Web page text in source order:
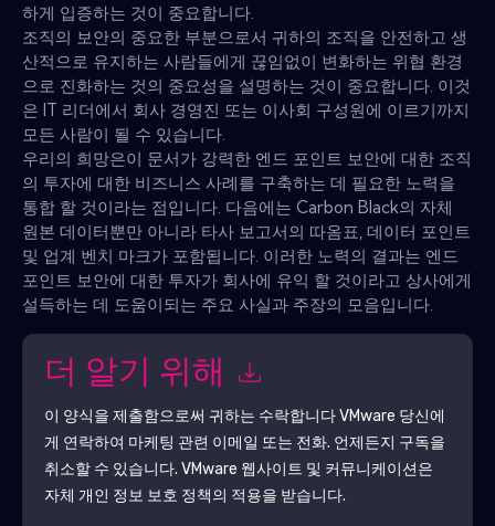
하게 입증하는 것이 중요합니다.
조직의 보안의 중요한 부분으로서 귀하의 조직을 안전하고 생
산적으로 유지하는 사람들에게 끊임없이 변화하는 위협 환경
으로 진화하는 것의 중요성을 설명하는 것이 중요합니다. 이것
은 IT 리더에서 회사 경영진 또는 이사회 구성원에 이르기까지
모든 사람이 될 수 있습니다.
우리의 희망은이 문서가 강력한 엔드 포인트 보안에 대한 조직
의 투자에 대한 비즈니스 사례를 구축하는 데 필요한 노력을
통합 할 것이라는 점입니다. 다음에는 Carbon Black의 자체
원본 데이터뿐만 아니라 타사 보고서의 따옴표, 데이터 포인트
및 업계 벤치 마크가 포함됩니다. 이러한 노력의 결과는 엔드
포인트 보안에 대한 투자가 회사에 유익 할 것이라고 상사에게
설득하는 데 도움이되는 주요 사실과 주장의 모음입니다.
더 알기 위해
이 양식을 제출함으로써 귀하는 수락합니다VMware 당신에
게 연락하여 마케팅 관련 이메일 또는 전화. 언제든지 구독을
취소할 수 있습니다. VMware 웹사이트 및 커뮤니케이션은
자체 개인 정보 보호 정책의 적용을 받습니다.